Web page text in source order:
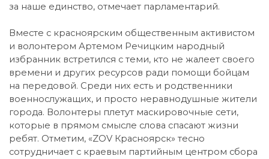
за наше единство, отмечает парламентарий.
Вместе с красноярским общественным активистом
и волонтером Артемом Речицким народный
избранник встретился с теми, кто не жалеет своего
времени и других ресурсов ради помощи бойцам
на передовой. Среди них есть и родственники
военнослужащих, и просто неравнодушные жители
города. Волонтеры плетут маскировочные сети,
которые в прямом смысле слова спасают жизни
ребят. Отметим, «ZOV Красноярск» тесно
сотрудничает с краевым партийным центром сбора